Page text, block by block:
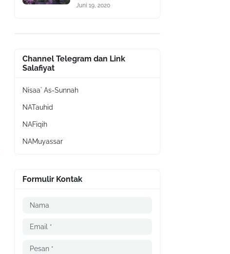
Juni 19, 2020
Channel Telegram dan Link
Salafiyat
Nisaa` As-Sunnah
NATauhid
NAFiqih
NAMuyassar
Formulir Kontak